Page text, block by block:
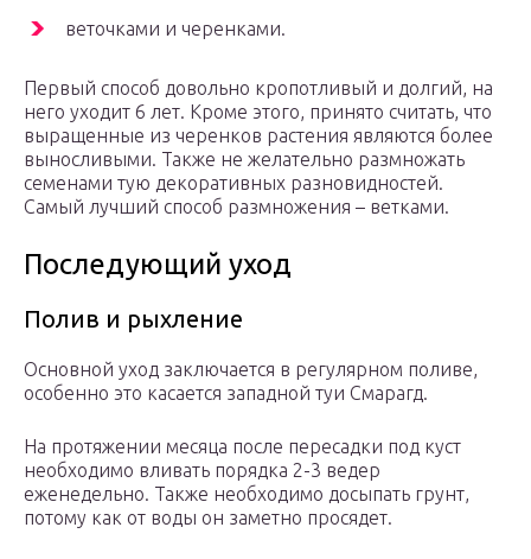
веточками и черенками.
Первый способ довольно кропотливый и долгий, на
него уходит 6 лет. Кроме этого, принято считать, что
выращенные из черенков растения являются более
выносливыми. Также не желательно размножать
семенами тую декоративных разновидностей.
Самый лучший способ размножения – ветками.
Последующий уход
Полив и рыхление
Основной уход заключается в регулярном поливе,
особенно это касается западной туи Смарагд.
На протяжении месяца после пересадки под куст
необходимо вливать порядка 2-3 ведер
еженедельно. Также необходимо досыпать грунт,
потому как от воды он заметно просядет.